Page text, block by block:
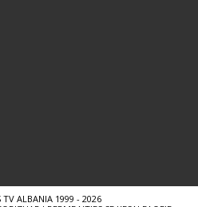
ALBANIA 1999 - 2026